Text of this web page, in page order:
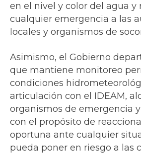
en el nivel y color del agua y
cualquier emergencia a las
locales y organismos de
Asimismo, el Gobierno
que mantiene monitoreo
condiciones
articulación con el IDEAM,
organismos de emergencia
con el propósito de
oportuna ante cualquier
pueda poner en riesgo a las